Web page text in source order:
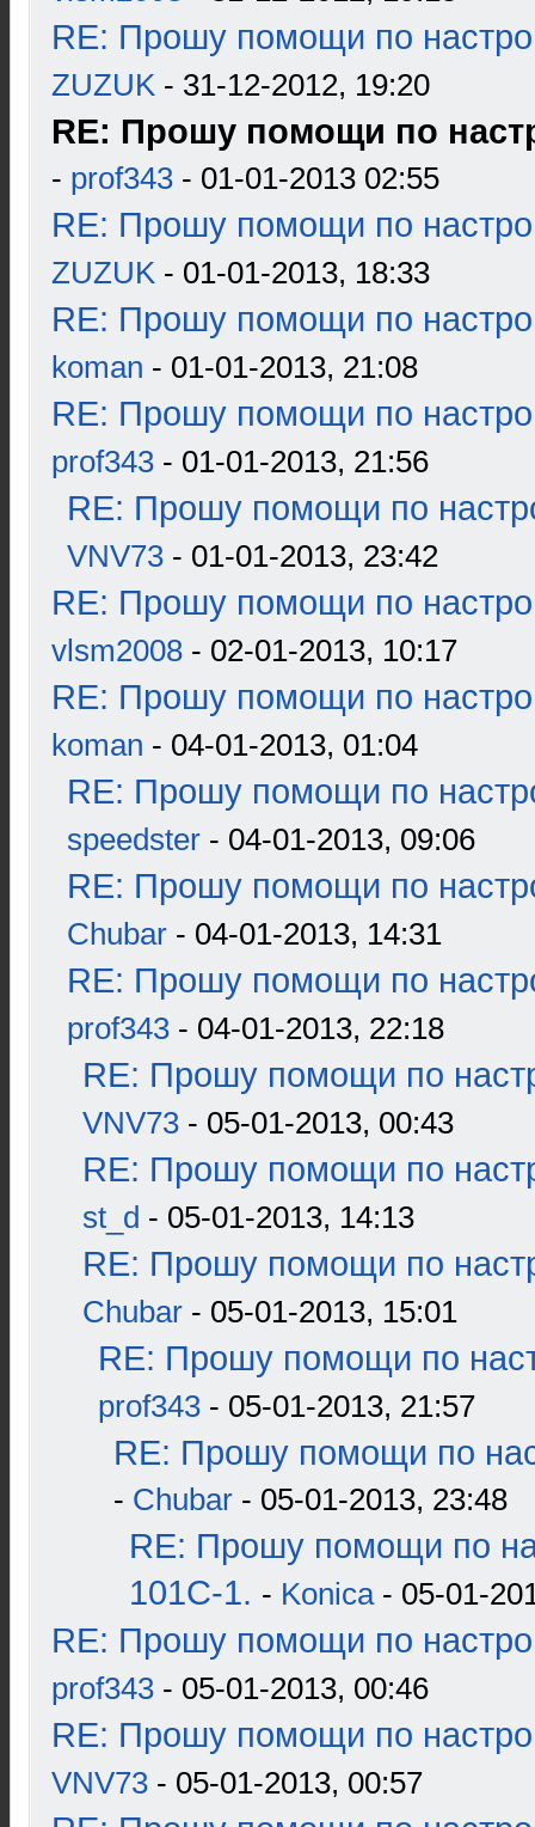
RE: Прошу помощи по
ZUZUK - 31-12-2012, 19:20
RE: Прошу помощи по
- prof343 - 01-01-2013 02:55
RE: Прошу помощи по
ZUZUK - 01-01-2013, 18:33
RE: Прошу помощи по
koman - 01-01-2013, 21:08
RE: Прошу помощи по
prof343 - 01-01-2013, 21:56
RE: Прошу помощи по
VNV73 - 01-01-2013, 23:42
RE: Прошу помощи по
vlsm2008 - 02-01-2013, 10:17
RE: Прошу помощи по
koman - 04-01-2013, 01:04
RE: Прошу помощи по
speedster - 04-01-2013, 09:06
RE: Прошу помощи по
Chubar - 04-01-2013, 14:31
RE: Прошу помощи по
prof343 - 04-01-2013, 22:18
RE: Прошу помощи по
VNV73 - 05-01-2013, 00:43
RE: Прошу помощи по
st_d - 05-01-2013, 14:13
RE: Прошу помощи по
Chubar - 05-01-2013, 15:01
RE: Прошу помощи по
prof343 - 05-01-2013, 21:57
RE: Прошу помощи по
- Chubar - 05-01-2013, 23:48
RE: Прошу помощи по
101С-1. - Konica- 05-01-
RE: Прошу помощи по
prof343 - 05-01-2013, 00:46
RE: Прошу помощи по
VNV73 - 05-01-2013, 00:57